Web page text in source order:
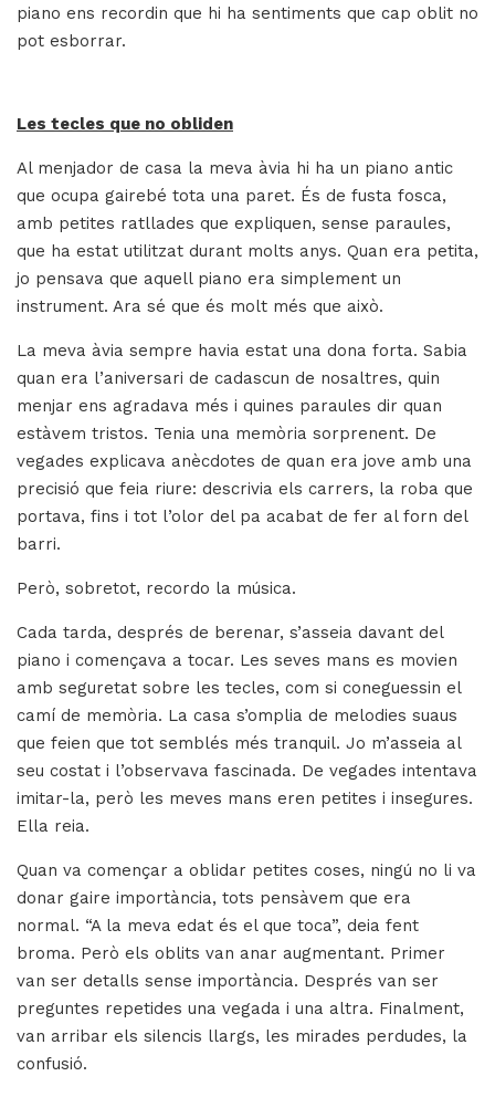
piano ens recordin que hi ha sentiments que cap oblit no
pot esborrar.
Les tecles que no obliden
Al menjador de casa la meva àvia hi ha un piano antic
que ocupa gairebé tota una paret. És de fusta fosca,
amb petites ratllades que expliquen, sense paraules,
que ha estat utilitzat durant molts anys. Quan era petita,
jo pensava que aquell piano era simplement un
instrument. Ara sé que és molt més que això.
La meva àvia sempre havia estat una dona forta. Sabia
quan era l’aniversari de cadascun de nosaltres, quin
menjar ens agradava més i quines paraules dir quan
estàvem tristos. Tenia una memòria sorprenent. De
vegades explicava anècdotes de quan era jove amb una
precisió que feia riure: descrivia els carrers, la roba que
portava, fins i tot l’olor del pa acabat de fer al forn del
barri.
Però, sobretot, recordo la música.
Cada tarda, després de berenar, s’asseia davant del
piano i començava a tocar. Les seves mans es movien
amb seguretat sobre les tecles, com si coneguessin el
camí de memòria. La casa s’omplia de melodies suaus
que feien que tot semblés més tranquil. Jo m’asseia al
seu costat i l’observava fascinada. De vegades intentava
imitar-la, però les meves mans eren petites i insegures.
Ella reia.
Quan va començar a oblidar petites coses, ningú no li va
donar gaire importància, tots pensàvem que era
normal. “A la meva edat és el que toca”, deia fent
broma. Però els oblits van anar augmentant. Primer
van ser detalls sense importància. Després van ser
preguntes repetides una vegada i una altra. Finalment,
van arribar els silencis llargs, les mirades perdudes, la
confusió.